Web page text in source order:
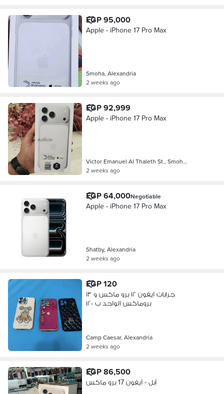
EGP 95,000
Apple - iPhone 17 Pro Max
Smoha, Alexandria
2 weeks ago
EGP 92,999
Apple - iPhone 17 Pro Max
Victor Emanuel Al Thaleth St., Smoh…
2 weeks ago
EGP 64,000Negotiable
Apple - iPhone 17 Pro Max
Shatby, Alexandria
2 weeks ago
EGP 120
جرابات ايفون ١٢ برو ماكس و ١٣
بروماكس الواحد ب ١٢٠
Camp Caesar, Alexandria
2 weeks ago
EGP 86,500
آبل - آيفون 17 برو ماكس